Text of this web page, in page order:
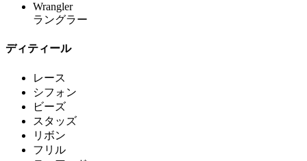
Wrangler
ラングラー
ディティール
レース
シフォン
ビーズ
スタッズ
リボン
フリル